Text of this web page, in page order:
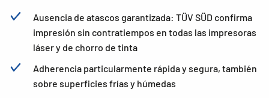
Ausencia de atascos garantizada: TÜV SÜD confirma
impresión sin contratiempos en todas las impresoras
láser y de chorro de tinta
Adherencia particularmente rápida y segura, también
sobre superficies frías y húmedas